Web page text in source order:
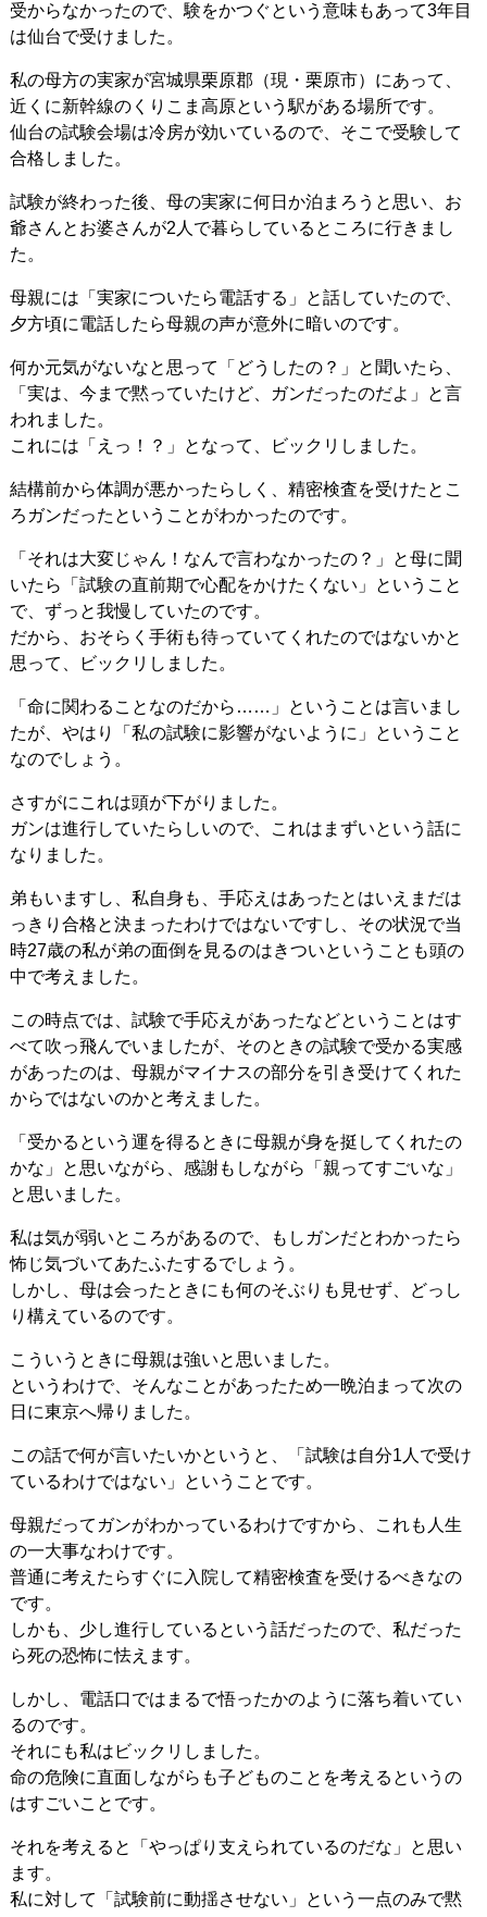
受からなかったので、験をかつぐという意味もあって3年目
は仙台で受けました。
私の母方の実家が宮城県栗原郡（現・栗原市）にあって、
近くに新幹線のくりこま高原という駅がある場所です。
仙台の試験会場は冷房が効いているので、そこで受験して
合格しました。
試験が終わった後、母の実家に何日か泊まろうと思い、お
爺さんとお婆さんが2人で暮らしているところに行きまし
た。
母親には「実家についたら電話する」と話していたので、
夕方頃に電話したら母親の声が意外に暗いのです。
何か元気がないなと思って「どうしたの？」と聞いたら、
「実は、今まで黙っていたけど、ガンだったのだよ」と言
われました。
これには「えっ！？」となって、ビックリしました。
結構前から体調が悪かったらしく、精密検査を受けたとこ
ろガンだったということがわかったのです。
「それは大変じゃん！なんで言わなかったの？」と母に聞
いたら「試験の直前期で心配をかけたくない」ということ
で、ずっと我慢していたのです。
だから、おそらく手術も待っていてくれたのではないかと
思って、ビックリしました。
「命に関わることなのだから……」ということは言いまし
たが、やはり「私の試験に影響がないように」ということ
なのでしょう。
さすがにこれは頭が下がりました。
ガンは進行していたらしいので、これはまずいという話に
なりました。
弟もいますし、私自身も、手応えはあったとはいえまだは
っきり合格と決まったわけではないですし、その状況で当
時27歳の私が弟の面倒を見るのはきついということも頭の
中で考えました。
この時点では、試験で手応えがあったなどということはす
べて吹っ飛んでいましたが、そのときの試験で受かる実感
があったのは、母親がマイナスの部分を引き受けてくれた
からではないのかと考えました。
「受かるという運を得るときに母親が身を挺してくれたの
かな」と思いながら、感謝もしながら「親ってすごいな」
と思いました。
私は気が弱いところがあるので、もしガンだとわかったら
怖じ気づいてあたふたするでしょう。
しかし、母は会ったときにも何のそぶりも見せず、どっし
り構えているのです。
こういうときに母親は強いと思いました。
というわけで、そんなことがあったため一晩泊まって次の
日に東京へ帰りました。
この話で何が言いたいかというと、「試験は自分1人で受け
ているわけではない」ということです。
母親だってガンがわかっているわけですから、これも人生
の一大事なわけです。
普通に考えたらすぐに入院して精密検査を受けるべきなの
です。
しかも、少し進行しているという話だったので、私だった
ら死の恐怖に怯えます。
しかし、電話口ではまるで悟ったかのように落ち着いてい
るのです。
それにも私はビックリしました。
命の危険に直面しながらも子どものことを考えるというの
はすごいことです。
それを考えると「やっぱり支えられているのだな」と思い
ます。
私に対して「試験前に動揺させない」という一点のみで黙